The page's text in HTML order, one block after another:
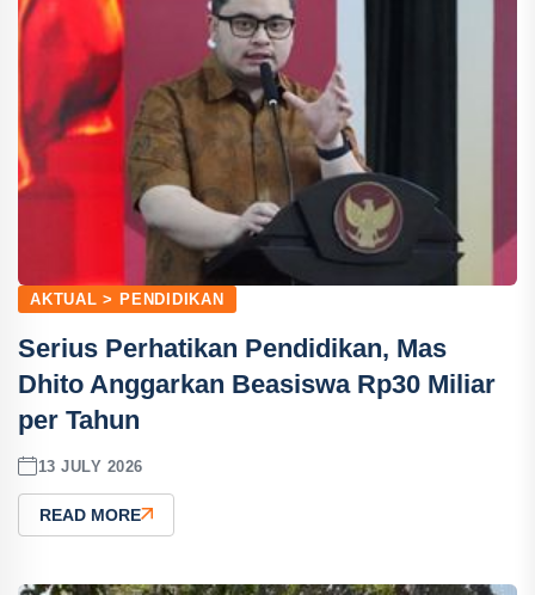
AKTUAL > PENDIDIKAN
Serius Perhatikan Pendidikan, Mas
Dhito Anggarkan Beasiswa Rp30 Miliar
per Tahun
13 JULY 2026
READ MORE